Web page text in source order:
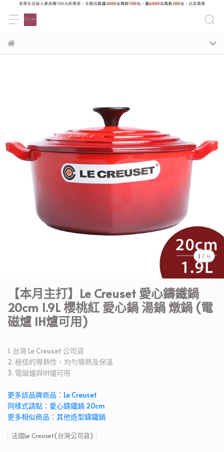
1 / 4
【本月主打】Le Creuset 愛心鑄鐵鍋
20cm 1.9L 櫻桃紅 愛心鍋 湯鍋 燉鍋 (電
磁爐 IH爐可用)
1. 台灣 Le Creuset 公司貨
2. 極佳的導熱性，均勻導熱及保溫
3. 電磁爐與IH爐可用
更多該品牌商品：Le Creuset
同樣式請點：愛心鑄鐵鍋 20cm
更多相似商品：其他造型鑄鐵鍋
法國Le Creuset(台灣公司貨)